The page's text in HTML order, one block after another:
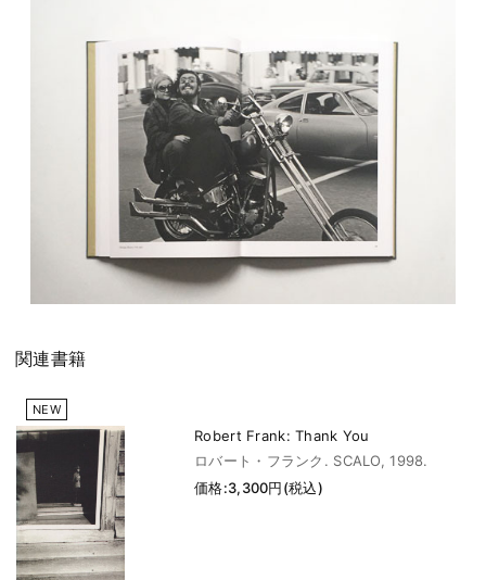
関連書籍
NEW
Robert Frank: Thank You
ロバート・フランク. SCALO, 1998.
価格:3,300円(税込)